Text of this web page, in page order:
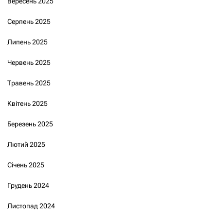
Серпень 2025
Липень 2025
Червень 2025
Травень 2025
Квітень 2025
Березень 2025
Лютий 2025
Січень 2025
Грудень 2024
Листопад 2024